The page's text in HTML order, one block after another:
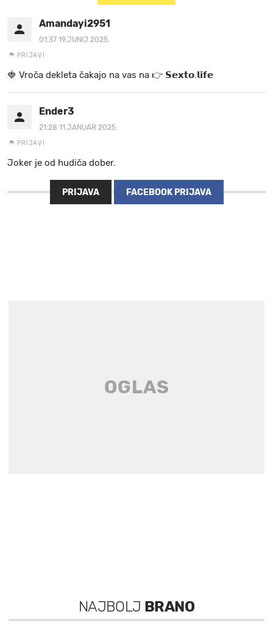
Amandayi2951
01:37 19.JUNIJ 2025.
PRIJAVI
🍓 V r o č a d e k l e t a ča k a jo na va s n a 👉 𝗦𝗲𝘅𝘁𝗼.𝗹𝗶𝗳𝗲
Ender3
21:28 11.JANUAR 2025.
PRIJAVI
Joker je od hudiča dober.
PRIJAVA FACEBOOK PRIJAVA
NAJBOLJ BRANO